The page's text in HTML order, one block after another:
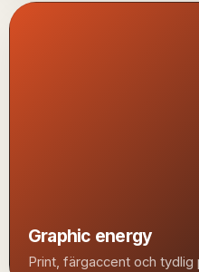
Graphic energy
Print, färgaccent och